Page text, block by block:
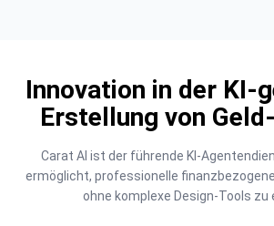
Innovation in der KI-
Erstellung von
Carat AI ist der führende KI-
ermöglicht, professionelle
ohne komplexe Design-Tools zu